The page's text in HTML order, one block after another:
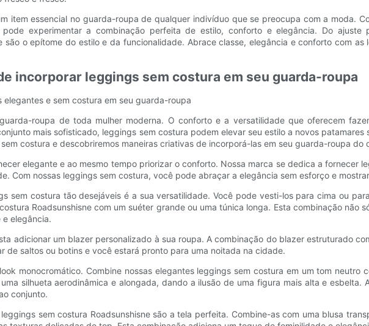
item essencial no guarda-roupa de qualquer indivíduo que se preocupa com a moda.
experimentar a combinação perfeita de estilo, conforto e elegância. Do
o epítome do estilo e da funcionalidade. Abrace classe, elegância e conforto com as
incorporar leggings sem costura em seu guarda-roupa
e sem costura em seu guarda-roupa
roupa de toda mulher moderna. O conforto e a versatilidade que oferecem
mais sofisticado, leggings sem costura podem elevar seu estilo a novos
costura e descobriremos maneiras criativas de incorporá-las em seu guarda-roupa do
elegante e ao mesmo tempo priorizar o conforto. Nossa marca se dedica a fornecer
Com nossas leggings sem costura, você pode abraçar a elegância sem esforço e
sem costura tão desejáveis ​​é a sua versatilidade. Você pode vesti-los para cima ou
Roadsunshisne com um suéter grande ou uma túnica longa. Esta combinação não
elegância.
adicionar um blazer personalizado à sua roupa. A combinação do blazer estruturado
de saltos ou botins e você estará pronto para uma noitada na cidade.
monocromático. Combine nossas elegantes leggings sem costura em um tom neutro
silhueta aerodinâmica e alongada, dando a ilusão de uma figura mais alta e esbelta.
conjunto.
sem costura Roadsunshisne são a tela perfeita. Combine-as com uma blusa